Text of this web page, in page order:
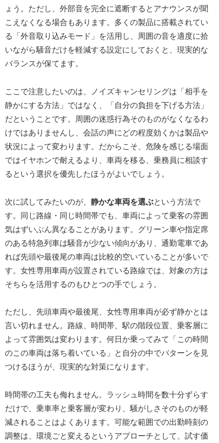
ょう。ただし、外部音を完全に遮断するとアナウンスが聞
こえなくなる場合もあります。多くの製品に搭載されてい
る「外音取り込みモード」を活用し、周囲の音を適度に拾
いながら騒音だけを軽減する設定にしておくと、現実的な
バランスが保てます。
ここで注意したいのは、ノイズキャンセリングは「相手を
静かにする方法」ではなく、「自分の負担を下げる方法」
だということです。周囲の迷惑行為そのものがなくなるわ
けではありませんし、会話の声にどの程度効くかは製品や
状況によって変わります。だからこそ、危険を感じる場面
ではイヤホンで耐えるより、車両を移る、乗務員に相談す
るという選択を優先したほうがよいでしょう。
次に試してみたいのが、 静かな車両を選ぶという方法で
す。同じ路線・同じ時間帯でも、車両によって乗客の雰囲
気はずいぶん異なることがあります。グリーン車や指定席
のある特急列車は騒音が少ない傾向があり、通勤電車であ
れば先頭や最後尾の車両は比較的空いていることが多いで
す。女性専用車両が設置されている路線では、対象の方は
そちらを活用するのもひとつの手でしょう。
ただし、先頭車両や最後尾、女性専用車両が必ず静かとは
言い切れません。路線、時間帯、駅の階段位置、乗客層に
よって雰囲気は変わります。何日か乗ってみて「この時間
のこの車両は落ち着いている」と自分の中でパターンを見
つけるほうが、現実的な対策になります。
時間帯の工夫も侮れません。ラッシュ時間を数十分ずらす
だけで、乗車率と乗客層が変わり、騒がしさそのものが軽
減されることはよくあります。可能な範囲での出勤時刻の
調整は、環境ごと変えるというアプローチとして、試す価